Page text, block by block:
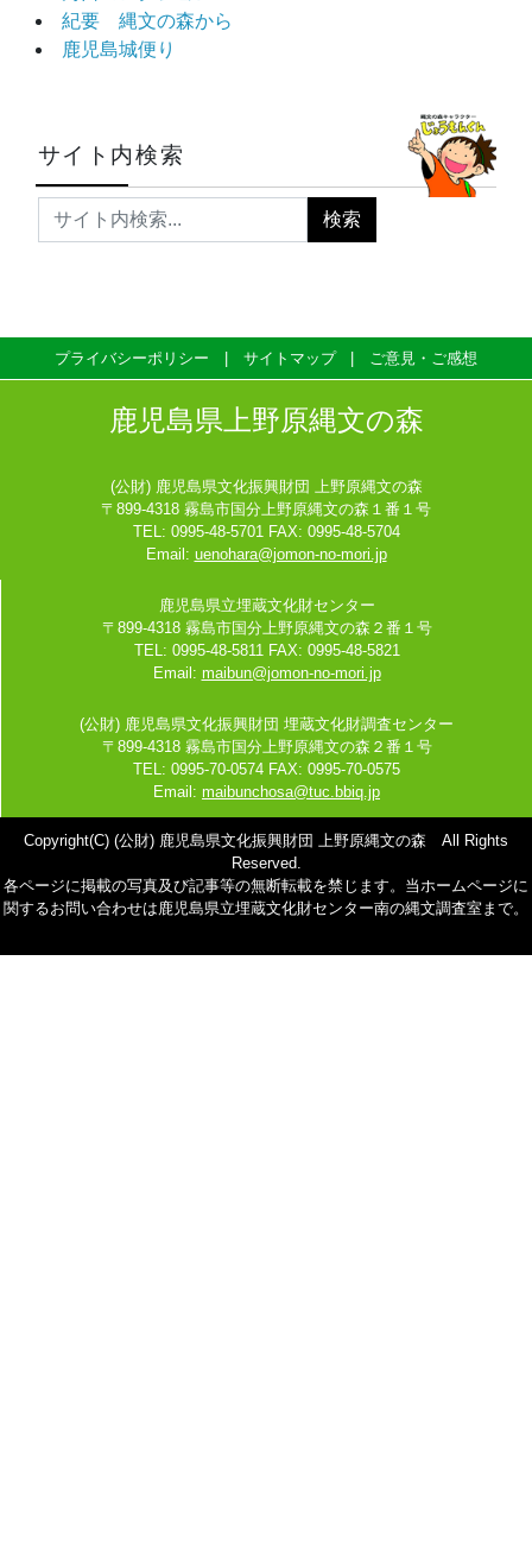
紀要 縄文の森から
鹿児島城便り
サイト内検索
プライバシーポリシー サイトマップ ご意見・ご感想
鹿児島県上野原縄文の森
(公財) 鹿児島県文化振興財団 上野原縄文の森
〒899-4318 霧島市国分上野原縄文の森１番１号
TEL: 0995-48-5701 FAX: 0995-48-5704
Email: uenohara@jomon-no-mori.jp
鹿児島県立埋蔵文化財センター
〒899-4318 霧島市国分上野原縄文の森２番１号
TEL: 0995-48-5811 FAX: 0995-48-5821
Email: maibun@jomon-no-mori.jp
(公財) 鹿児島県文化振興財団 埋蔵文化財調査センター
〒899-4318 霧島市国分上野原縄文の森２番１号
TEL: 0995-70-0574 FAX: 0995-70-0575
Email: maibunchosa@tuc.bbiq.jp
Copyright(C) (公財) 鹿児島県文化振興財団 上野原縄文の森 All Rights
Reserved.
各ページに掲載の写真及び記事等の無断転載を禁じます。当ホームページに
関するお問い合わせは鹿児島県立埋蔵文化財センター南の縄文調査室まで。